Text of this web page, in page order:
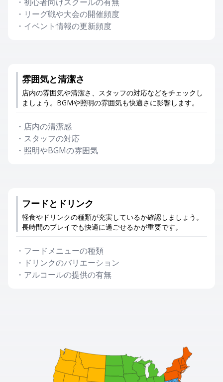
・ リーグ戦や大会の開催頻度
・ イベント情報の更新頻度
雰囲気と清潔さ
店内の雰囲気や清潔さ、スタッフの対応などをチェックし
ましょう。BGMや照明の雰囲気も快適さに影響します。
・ 店内の清潔感
・ スタッフの対応
・ 照明やBGMの雰囲気
フードとドリンク
軽食やドリンクの種類が充実しているか確認しましょう。
長時間のプレイでも快適に過ごせるかが重要です。
・ フードメニューの種類
・ ドリンクのバリエーション
・ アルコールの提供の有無